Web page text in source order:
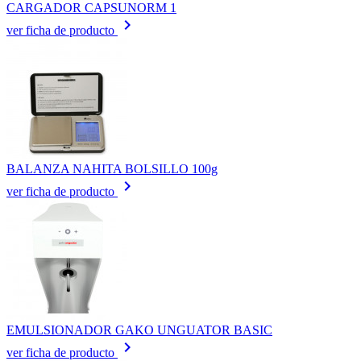
CARGADOR CAPSUNORM 1
ver ficha de producto
keyboard_arrow_right
BALANZA NAHITA BOLSILLO 100g
ver ficha de producto
keyboard_arrow_right
EMULSIONADOR GAKO UNGUATOR BASIC
ver ficha de producto
keyboard_arrow_right